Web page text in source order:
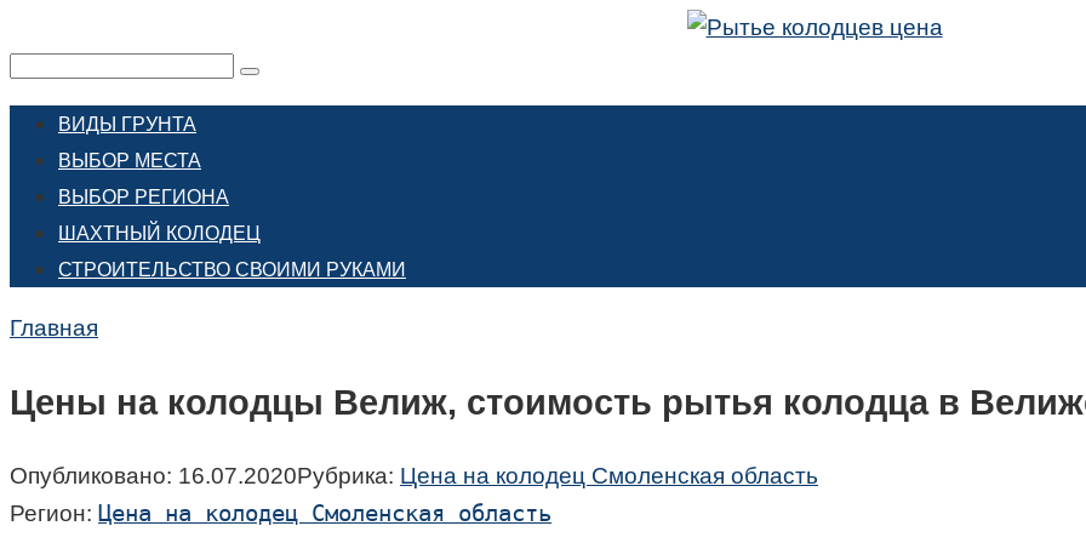
к
Поиск:
ВИДЫ ГРУНТА
ВЫБОР МЕСТА
ВЫБОР РЕГИОНА
ШАХТНЫЙ КОЛОДЕЦ
СТРОИТЕЛЬСТВО СВОИМИ РУКАМИ
Главная
Цены на колодцы Велиж, стоимость рытья колодца в
Опубликовано: 16.07.2020Рубрика: Цена на колодец Смоленская область
Регион: Цена на колодец Смоленская область